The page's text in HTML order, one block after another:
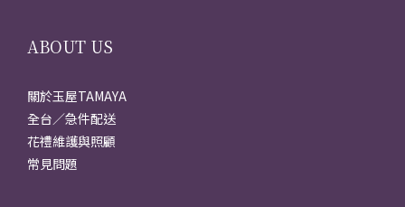
ABOUT US
關於玉屋TAMAYA
全台／急件配送
花禮維護與照顧
常見問題